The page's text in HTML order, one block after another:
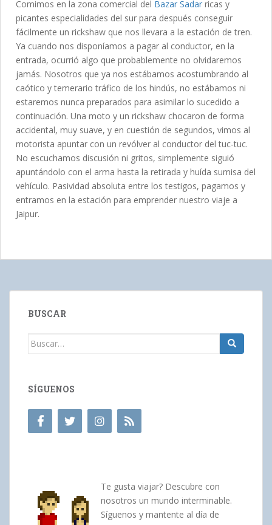
Comimos en la zona comercial del Bazar Sadar ricas y
picantes especialidades del sur para después conseguir
fácilmente un rickshaw que nos llevara a la estación de tren.
Ya cuando nos disponíamos a pagar al conductor, en la
entrada, ocurrió algo que probablemente no olvidaremos
jamás. Nosotros que ya nos estábamos acostumbrando al
caótico y temerario tráfico de los hindús, no estábamos ni
estaremos nunca preparados para asimilar lo sucedido a
continuación. Una moto y un rickshaw chocaron de forma
accidental, muy suave, y en cuestión de segundos, vimos al
motorista apuntar con un revólver al conductor del tuc-tuc.
No escuchamos discusión ni gritos, simplemente siguió
apuntándolo con el arma hasta la retirada y huída sumisa del
vehículo. Pasividad absoluta entre los testigos, pagamos y
entramos en la estación para emprender nuestro viaje a
Jaipur.
BUSCAR
Buscar:
SÍGUENOS
Te gusta viajar? Descubre con
nosotros un mundo interminable.
Síguenos y mantente al día de